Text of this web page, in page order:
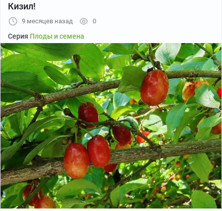
На северо-западе и в средней полосе России обычно с
наступлением ноября золотая осень потихонечку
сменяется поздней осенью, которую иногда ещё
называют предзимьем.
Кизил!
9 месяцев назад 0
Серия Плоды и семена